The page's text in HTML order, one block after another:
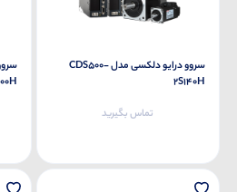
سروو درایو دلکسی مدل CDS500-
2S140H
تماس بگیرید